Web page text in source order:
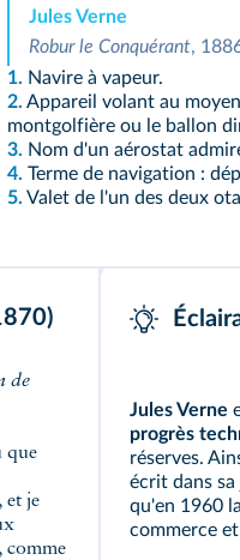
Jules Verne
Robur le Conquérant,
1. Navire à vapeur.
2. Appareil volant au
montgolfière ou le ballon
3. Nom d'un aérostat
4. Terme de navigation :
5. Valet de l'un des deux
que
et je
comme
Jules Verne
progrès
réserves.
écrit dans
qu'en 1960
commerce